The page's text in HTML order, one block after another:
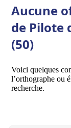
Aucune
de Pilote
(50)
Voici quelques
l’orthographe ou
recherche.